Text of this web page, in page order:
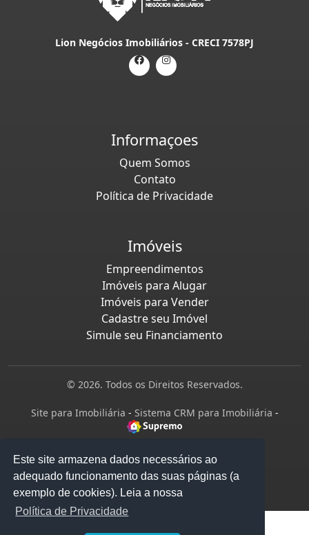
Este site armazena dados necessários ao
adequado funcionamento das suas páginas (a
exemplo de cookies). Leia a nossa
Política de Privacidade
Lion Negócios Imobiliários - CRECI 7578PJ
Informaçoes
Quem Somos
Contato
Política de Privacidade
Imóveis
Empreendimentos
Imóveis para Alugar
Imóveis para Vender
Cadastre seu Imóvel
Simule seu Financiamento
© 2026. Todos os Direitos Reservados.
Site para Imobiliária - Sistema CRM para Imobiliária -